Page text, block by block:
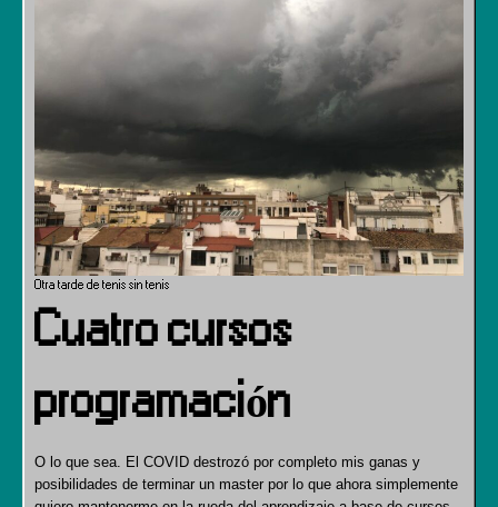
Otra tarde de tenis sin tenis
Cuatro cursos
programación
O lo que sea. El COVID destrozó por completo mis ganas y
posibilidades de terminar un master por lo que ahora simplemente